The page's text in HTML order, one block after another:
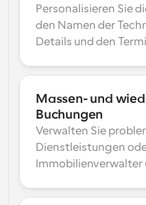
Personalisieren Sie
den Namen der
Details und den
Massen- und
Buchungen
Verwalten Sie
Dienstleistungen
Immobilienverwalter